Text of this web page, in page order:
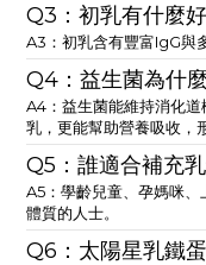
Q3：初乳有什麼
A3：初乳含有豐富IgG與
Q4：益生菌為什
A4：益生菌能維持消化
乳，更能幫助營養吸收，
Q5：誰適合補充
A5：學齡兒童、孕媽咪
體質的人士。
Q6：太陽星乳鐵